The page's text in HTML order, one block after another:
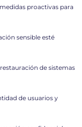
proactivas para
sensible esté
de sistemas
de usuarios y